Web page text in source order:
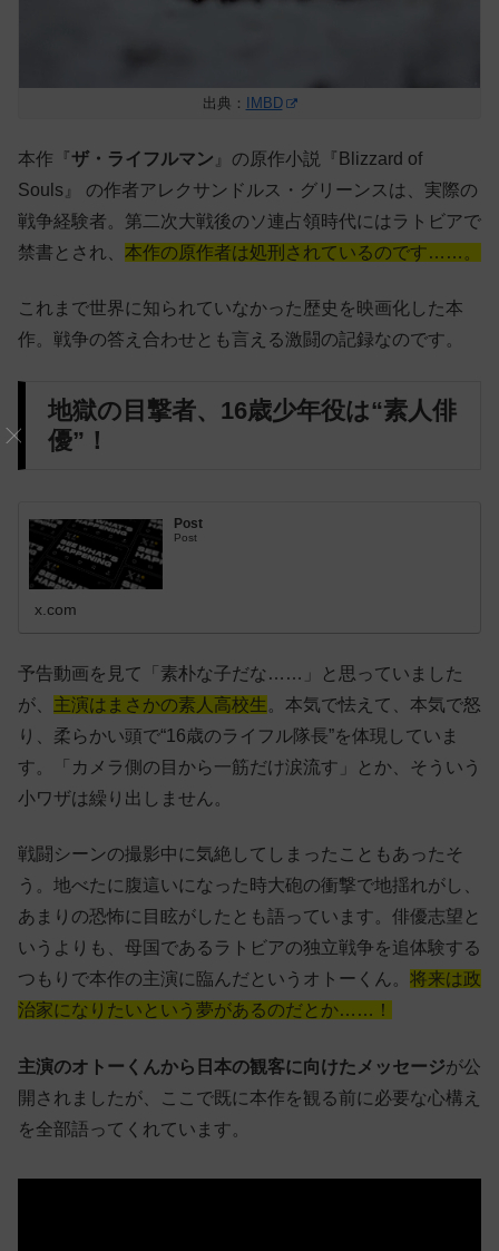
出典： IMBD
本作『ザ・ライフルマン 』の原作小説『Blizzard of
Souls』 の作者アレクサンドルス・グリーンスは、実際の
戦争経験者。第二次大戦後のソ連占領時代にはラトビアで
禁書とされ、 本作の原作者は処刑されているのです……。
これまで世界に知られていなかった歴史を映画化した本
作。戦争の答え合わせとも言える激闘の記録なのです。
地獄の目撃者、16歳少年役は“素人俳
優”！
Post
Post
x.com
予告動画を見て「素朴な子だな……」と思っていました
が、 主演はまさかの素人高校生 。本気で怯えて、本気で怒
り、柔らかい頭で“16歳のライフル隊長”を体現していま
す。「カメラ側の目から一筋だけ涙流す」とか、そういう
小ワザは繰り出しません。
戦闘シーンの撮影中に気絶してしまったこともあったそ
う。地べたに腹這いになった時大砲の衝撃で地揺れがし、
あまりの恐怖に目眩がしたとも語っています。俳優志望と
いうよりも、母国であるラトビアの独立戦争を追体験する
つもりで本作の主演に臨んだというオトーくん。 将来は政
治家になりたいという夢があるのだとか……！
主演のオトーくんから日本の観客に向けたメッセージが公
開されましたが、ここで既に本作を観る前に必要な心構え
を全部語ってくれています。